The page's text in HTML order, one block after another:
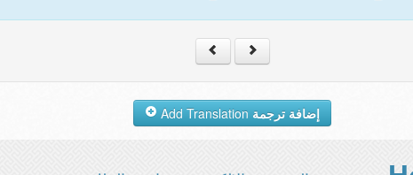
إضافة ترجمة